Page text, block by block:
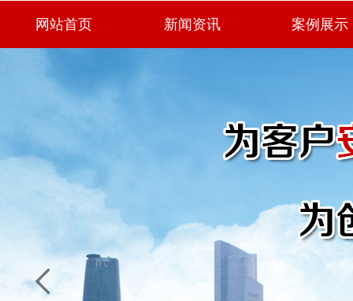
网站首页 新闻资讯 案例展示